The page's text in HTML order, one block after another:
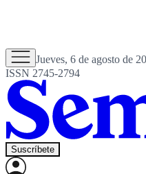
Jueves, 6 de agosto de
ISSN 2745-2794
Suscríbete